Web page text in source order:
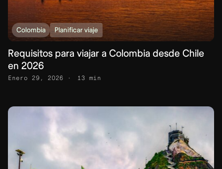
Colombia Planificar viaje
Requisitos para viajar a Colombia desde Chile
en 2026
Enero 29, 2026 13 min